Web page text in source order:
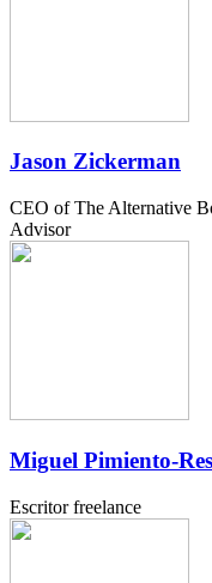
Jason Zickerman
CEO of The Alternative
Advisor
Miguel Pimiento-
Escritor freelance